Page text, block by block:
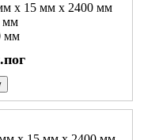
х 15 мм х 2400 мм
мм
мм